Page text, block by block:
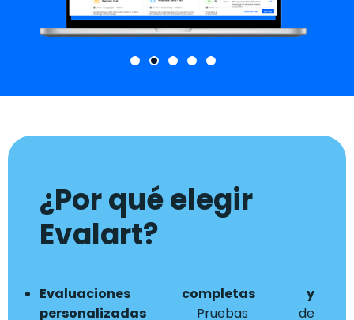
¿Por qué elegir
Evalart?
Evaluaciones completas y
personalizadas Pruebas de